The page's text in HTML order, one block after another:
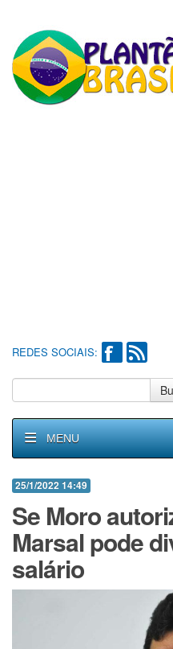
REDES SOCIAIS:
MENU
25/1/2022 14:49
Se Moro
Marsal pode
salário